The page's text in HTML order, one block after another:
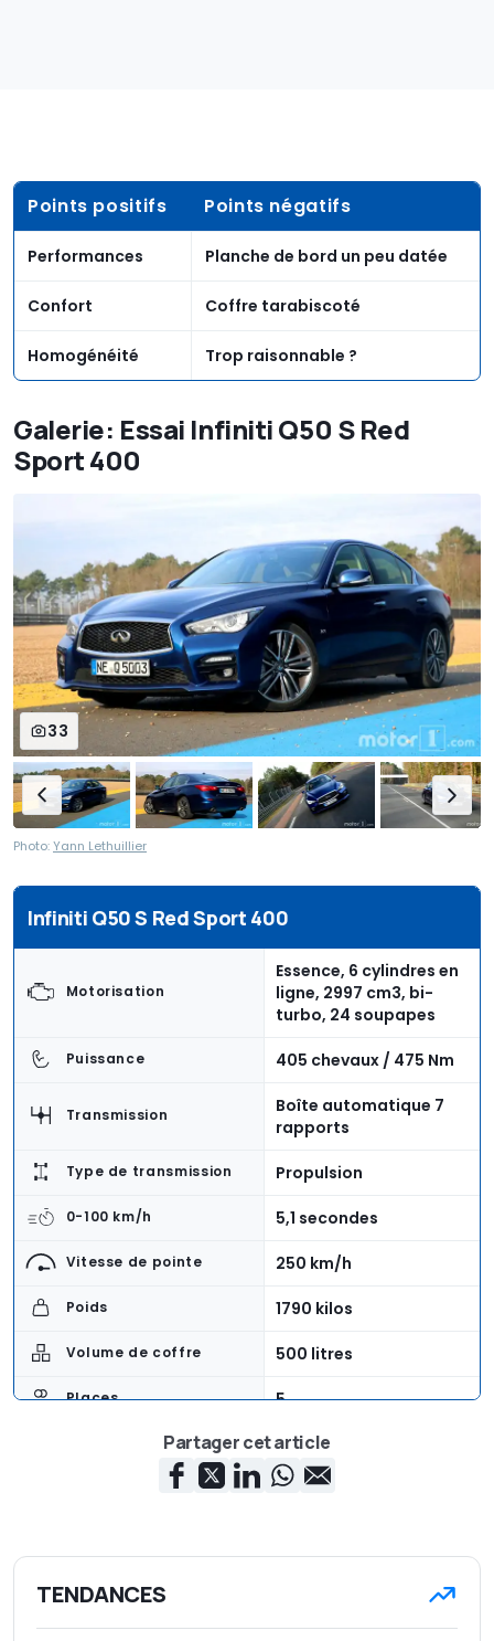
Points positifs Points négatifs
Performances Planche de bord un peu datée
Confort Coffre tarabiscoté
Homogénéité Trop raisonnable ?
Galerie: Essai Infiniti Q50 S Red
Sport 400
33
Photo:Yann Lethuillier
Infiniti Q50 S Red Sport 400
Motorisation
Essence, 6 cylindres en
ligne, 2997 cm3, bi-
turbo, 24 soupapes
Puissance 405 chevaux / 475 Nm
Transmission
Boîte automatique 7
rapports
Type de transmission Propulsion
0-100 km/h 5,1 secondes
Vitesse de pointe 250 km/h
Poids 1790 kilos
Volume de coffre 500 litres
Places 5
Economie de carburant
Urbaine : 13,3 l/100 /
Extra-urbaine : 6,7 l/100
/ Mixte : 9,1 l/100
Prix de la version testée 63'890 €
Partager cet article
TENDANCES